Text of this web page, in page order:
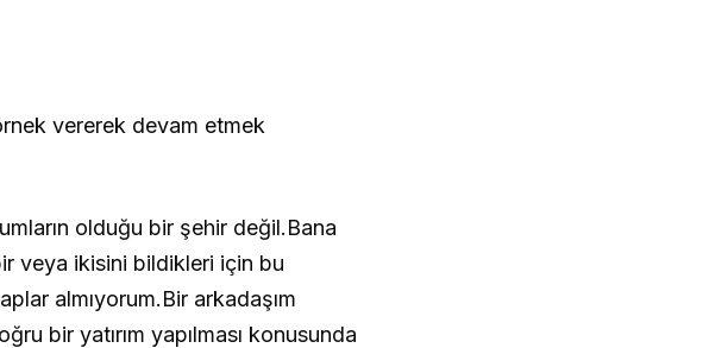
vererek devam etmek
olduğu bir şehir değil.Bana
veya ikisini bildikleri için bu
almıyorum.Bir arkadaşım
bir yatırım yapılması konusunda